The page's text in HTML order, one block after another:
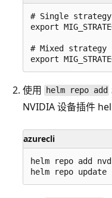
# Single strategy
export
# Mixed strategy
使用 helm repo add
NVIDIA 设备插件
azurecli
helm repo add